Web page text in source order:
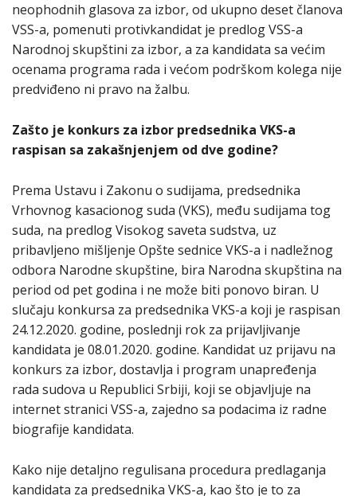
neophodnih glasova za izbor, od ukupno deset članova
VSS-a, pomenuti protivkandidat je predlog VSS-a
Narodnoj skupštini za izbor, a za kandidata sa većim
ocenama programa rada i većom podrškom kolega nije
predviđeno ni pravo na žalbu.
Zašto je konkurs za izbor predsednika VKS-a
raspisan sa zakašnjenjem od dve godine?
Prema Ustavu i Zakonu o sudijama, predsednika
Vrhovnog kasacionog suda (VKS), među sudijama tog
suda, na predlog Visokog saveta sudstva, uz
pribavljeno mišljenje Opšte sednice VKS-a i nadležnog
odbora Narodne skupštine, bira Narodna skupština na
period od pet godina i ne može biti ponovo biran. U
slučaju konkursa za predsednika VKS-a koji je raspisan
24.12.2020. godine, poslednji rok za prijavljivanje
kandidata je 08.01.2020. godine. Kandidat uz prijavu na
konkurs za izbor, dostavlja i program unapređenja
rada sudova u Republici Srbiji, koji se objavljuje na
internet stranici VSS-a, zajedno sa podacima iz radne
biografije kandidata.
Kako nije detaljno regulisana procedura predlaganja
kandidata za predsednika VKS-a, kao što je to za